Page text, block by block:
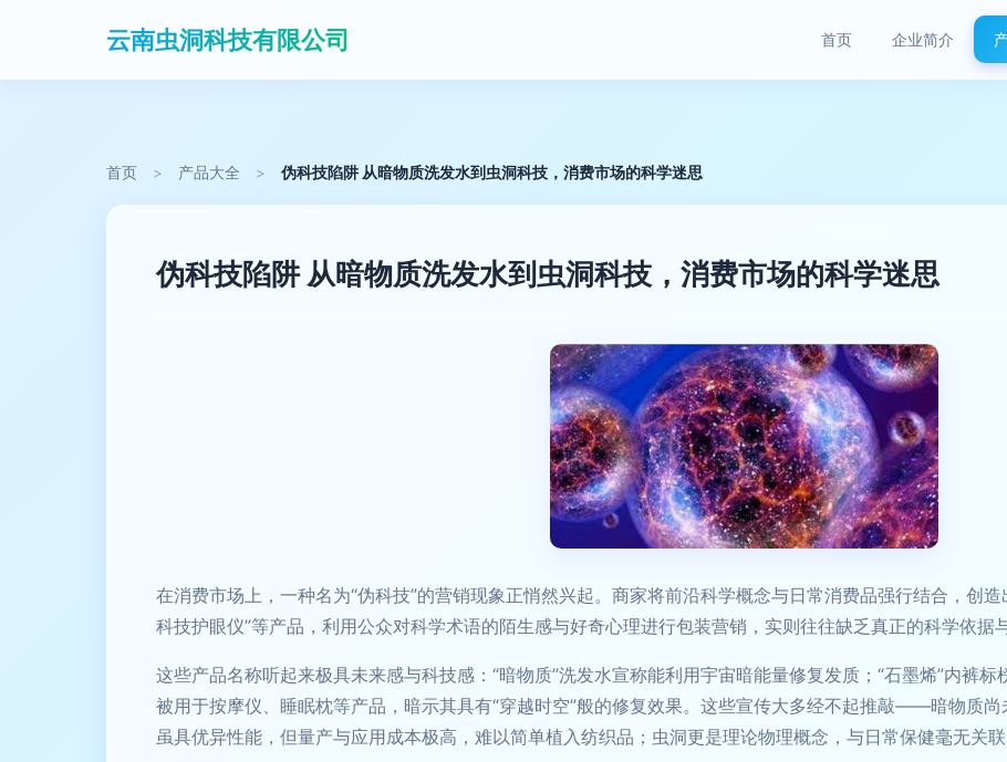
云南虫洞科技有限公司 首页 企业简介
首页 > 产品大全 > 伪科技陷阱 从暗物质洗发水到虫洞科技，消费市场的科学迷思
伪科技陷阱 从暗物质洗发水到虫洞科技，消费市场的科学迷思
在消费市场上，一种名为“伪科技”的营销现象正悄然兴起。商家将前沿科学概念与日常消费品强行结合，创造
科技护眼仪”等产品，利用公众对科学术语的陌生感与好奇心理进行包装营销，实则往往缺乏真正的科学依据
这些产品名称听起来极具未来感与科技感：“暗物质”洗发水宣称能利用宇宙暗能量修复发质；“石墨烯”内裤标
被用于按摩仪、睡眠枕等产品，暗示其具有“穿越时空”般的修复效果。这些宣传大多经不起推敲——暗物质
虽具优异性能，但量产与应用成本极高，难以简单植入纺织品；虫洞更是理论物理概念，与日常保健毫无关联